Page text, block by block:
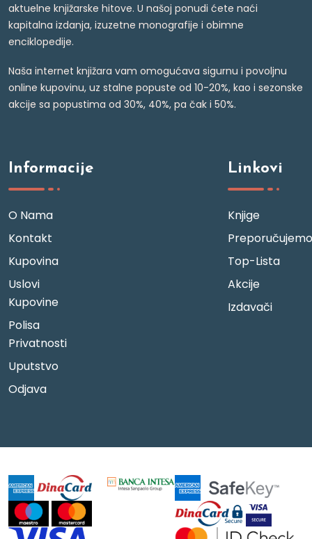
aktuelne knjižarske hitove. U našoj ponudi ćete naći
kapitalna izdanja, izuzetne monografije i obimne
enciklopedije.
Naša internet knjižara vam omogućava sigurnu i povoljnu
online kupovinu, uz stalne popuste od 10-20%, kao i sezonske
akcije sa popustima od 30%, 40%, pa čak i 50%.
Informacije
O Nama
Kontakt
Kupovina
Uslovi
Kupovine
Polisa
Privatnosti
Uputstvo
Odjava
Linkovi
Knjige
Preporučujemo
Top-Lista
Akcije
Izdavači